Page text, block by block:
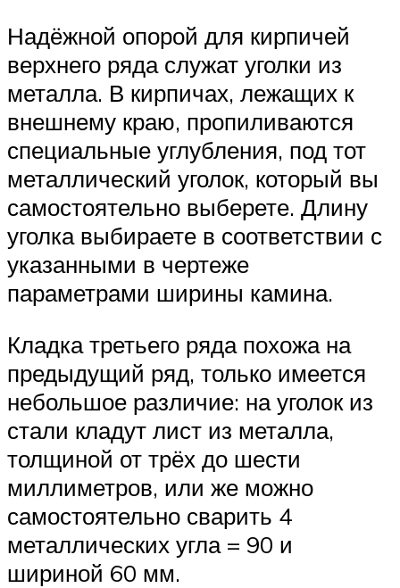
Надёжной опорой для кирпичей
верхнего ряда служат уголки из
металла. В кирпичах, лежащих к
внешнему краю, пропиливаются
специальные углубления, под тот
металлический уголок, который вы
самостоятельно выберете. Длину
уголка выбираете в соответствии с
указанными в чертеже
параметрами ширины камина.
Кладка третьего ряда похожа на
предыдущий ряд, только имеется
небольшое различие: на уголок из
стали кладут лист из металла,
толщиной от трёх до шести
миллиметров, или же можно
самостоятельно сварить 4
металлических угла = 90 и
шириной 60 мм.